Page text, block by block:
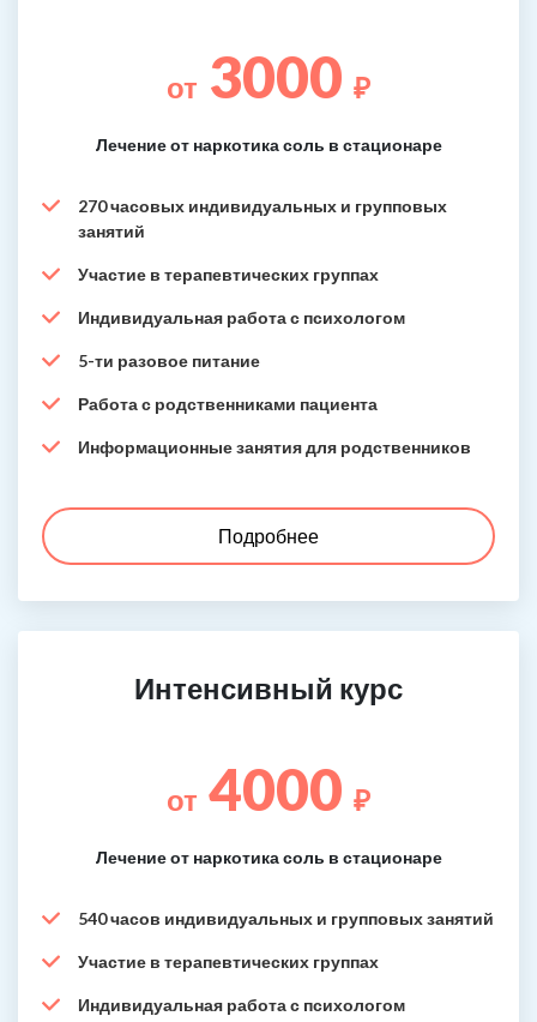
от 3000 ₽
Лечение от наркотика соль в стационаре
270 часовых индивидуальных и групповых
занятий
Участие в терапевтических группах
Индивидуальная работа с психологом
5-ти разовое питание
Работа с родственниками пациента
Информационные занятия для родственников
Подробнее
Интенсивный курс
от 4000 ₽
Лечение от наркотика соль в стационаре
540 часов индивидуальных и групповых занятий
Участие в терапевтических группах
Индивидуальная работа с психологом